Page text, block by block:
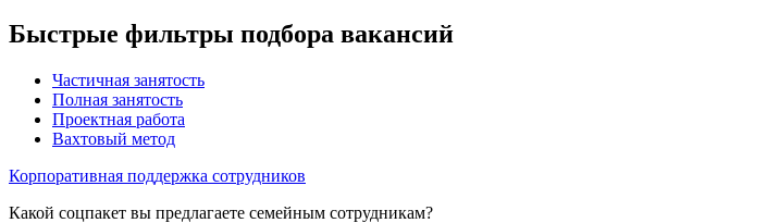
Быстрые фильтры подбора вакансий
Частичная занятость
Полная занятость
Проектная работа
Вахтовый метод
Корпоративная поддержка сотрудников
Какой соцпакет вы предлагаете семейным сотрудникам?